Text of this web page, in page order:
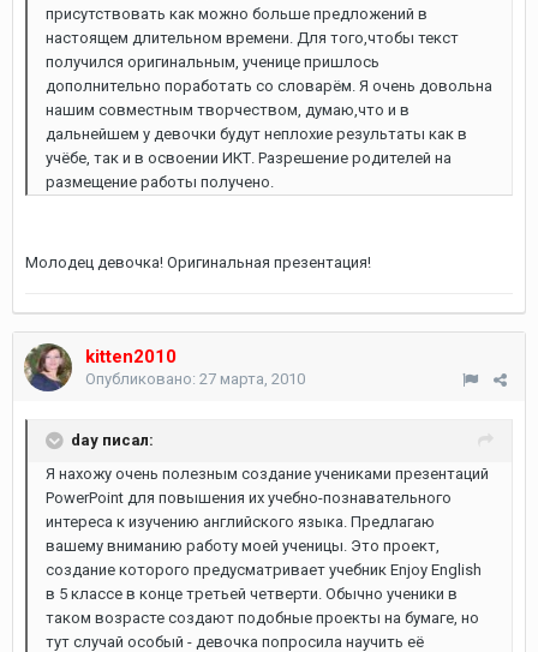
присутствовать как можно больше предложений в
настоящем длительном времени. Для того,чтобы текст
получился оригинальным, ученице пришлось
дополнительно поработать со словарём. Я очень довольна
нашим совместным творчеством, думаю,что и в
дальнейшем у девочки будут неплохие результаты как в
учёбе, так и в освоении ИКТ. Разрешение родителей на
размещение работы получено.
Молодец девочка! Оригинальная презентация!
kitten2010
Опубликовано: 27 марта, 2010
day писал:
Я нахожу очень полезным создание учениками презентаций
PowerPoint для повышения их учебно-познавательного
интереса к изучению английского языка. Предлагаю
вашему вниманию работу моей ученицы. Это проект,
создание которого предусматривает учебник Enjoy English
в 5 классе в конце третьей четверти. Обычно ученики в
таком возрасте создают подобные проекты на бумаге, но
тут случай особый - девочка попросила научить её